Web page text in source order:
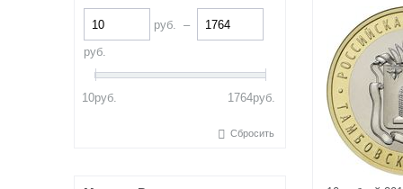
руб. –
руб.
10руб. 1764руб.
Сбросить